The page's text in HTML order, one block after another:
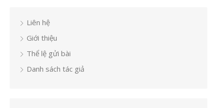
Liên hệ
Giới thiệu
Thể lệ gửi bài
Danh sách tác giả